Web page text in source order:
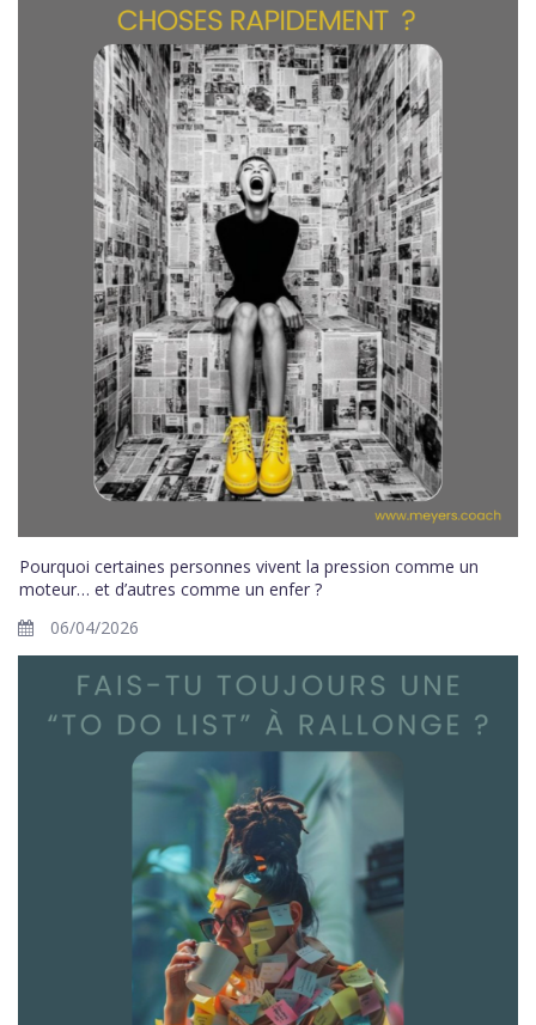
Pourquoi certaines personnes vivent la pression comme un
moteur… et d’autres comme un enfer ?
06/04/2026